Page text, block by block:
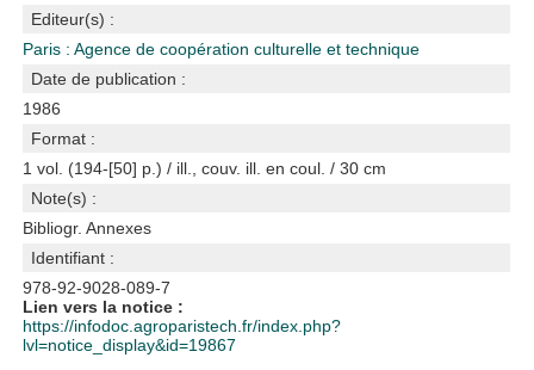
Editeur(s) :
Paris : Agence de coopération culturelle et technique
Date de publication :
1986
Format :
1 vol. (194-[50] p.) / ill., couv. ill. en coul. / 30 cm
Note(s) :
Bibliogr. Annexes
Identifiant :
978-92-9028-089-7
Lien vers la notice :
https://infodoc.agroparistech.fr/index.php?
lvl=notice_display&id=19867